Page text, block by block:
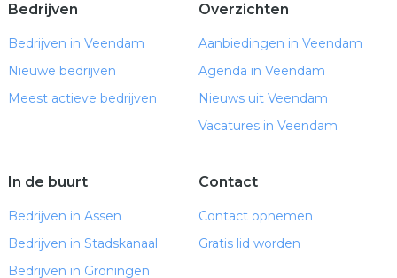
Bedrijven
Bedrijven in Veendam
Nieuwe bedrijven
Meest actieve bedrijven
Overzichten
Aanbiedingen in Veendam
Agenda in Veendam
Nieuws uit Veendam
Vacatures in Veendam
In de buurt
Bedrijven in Assen
Bedrijven in Stadskanaal
Bedrijven in Groningen
Contact
Contact opnemen
Gratis lid worden